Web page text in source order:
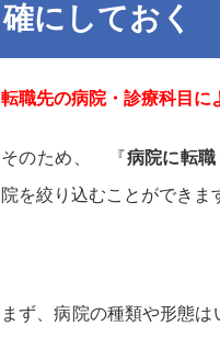
確にしておく
転職先の病院・診療科目に
そのため、 『病院に転
院を絞り込むことができま
まず、病院の種類や形態